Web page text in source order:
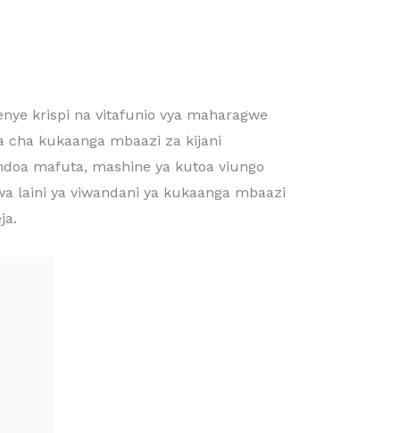
krispi na vitafunio vya maharagwe
cha kukaanga mbaazi za kijani
mafuta, mashine ya kutoa viungo
laini ya viwandani ya kukaanga mbaazi